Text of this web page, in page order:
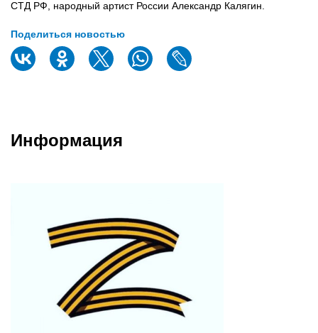
СТД РФ, народный артист России Александр Калягин.
Поделиться новостью
Информация